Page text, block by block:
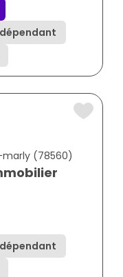
(78560)